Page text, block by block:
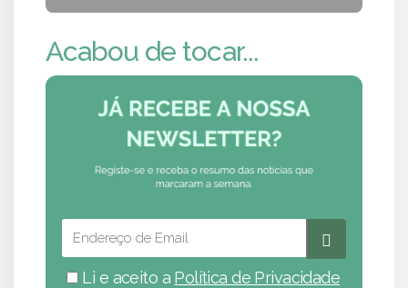
Acabou de tocar...
Li e aceito a Política de Privacidade